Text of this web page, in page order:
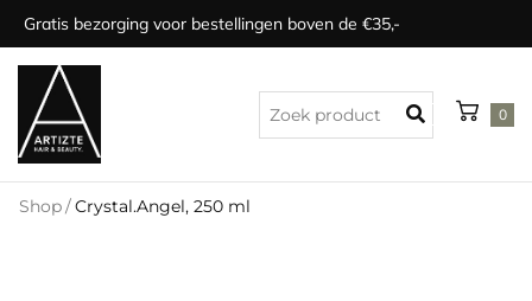
Gratis bezorging voor bestellingen boven de €35,-
0
Shop/Crystal.Angel, 250 ml